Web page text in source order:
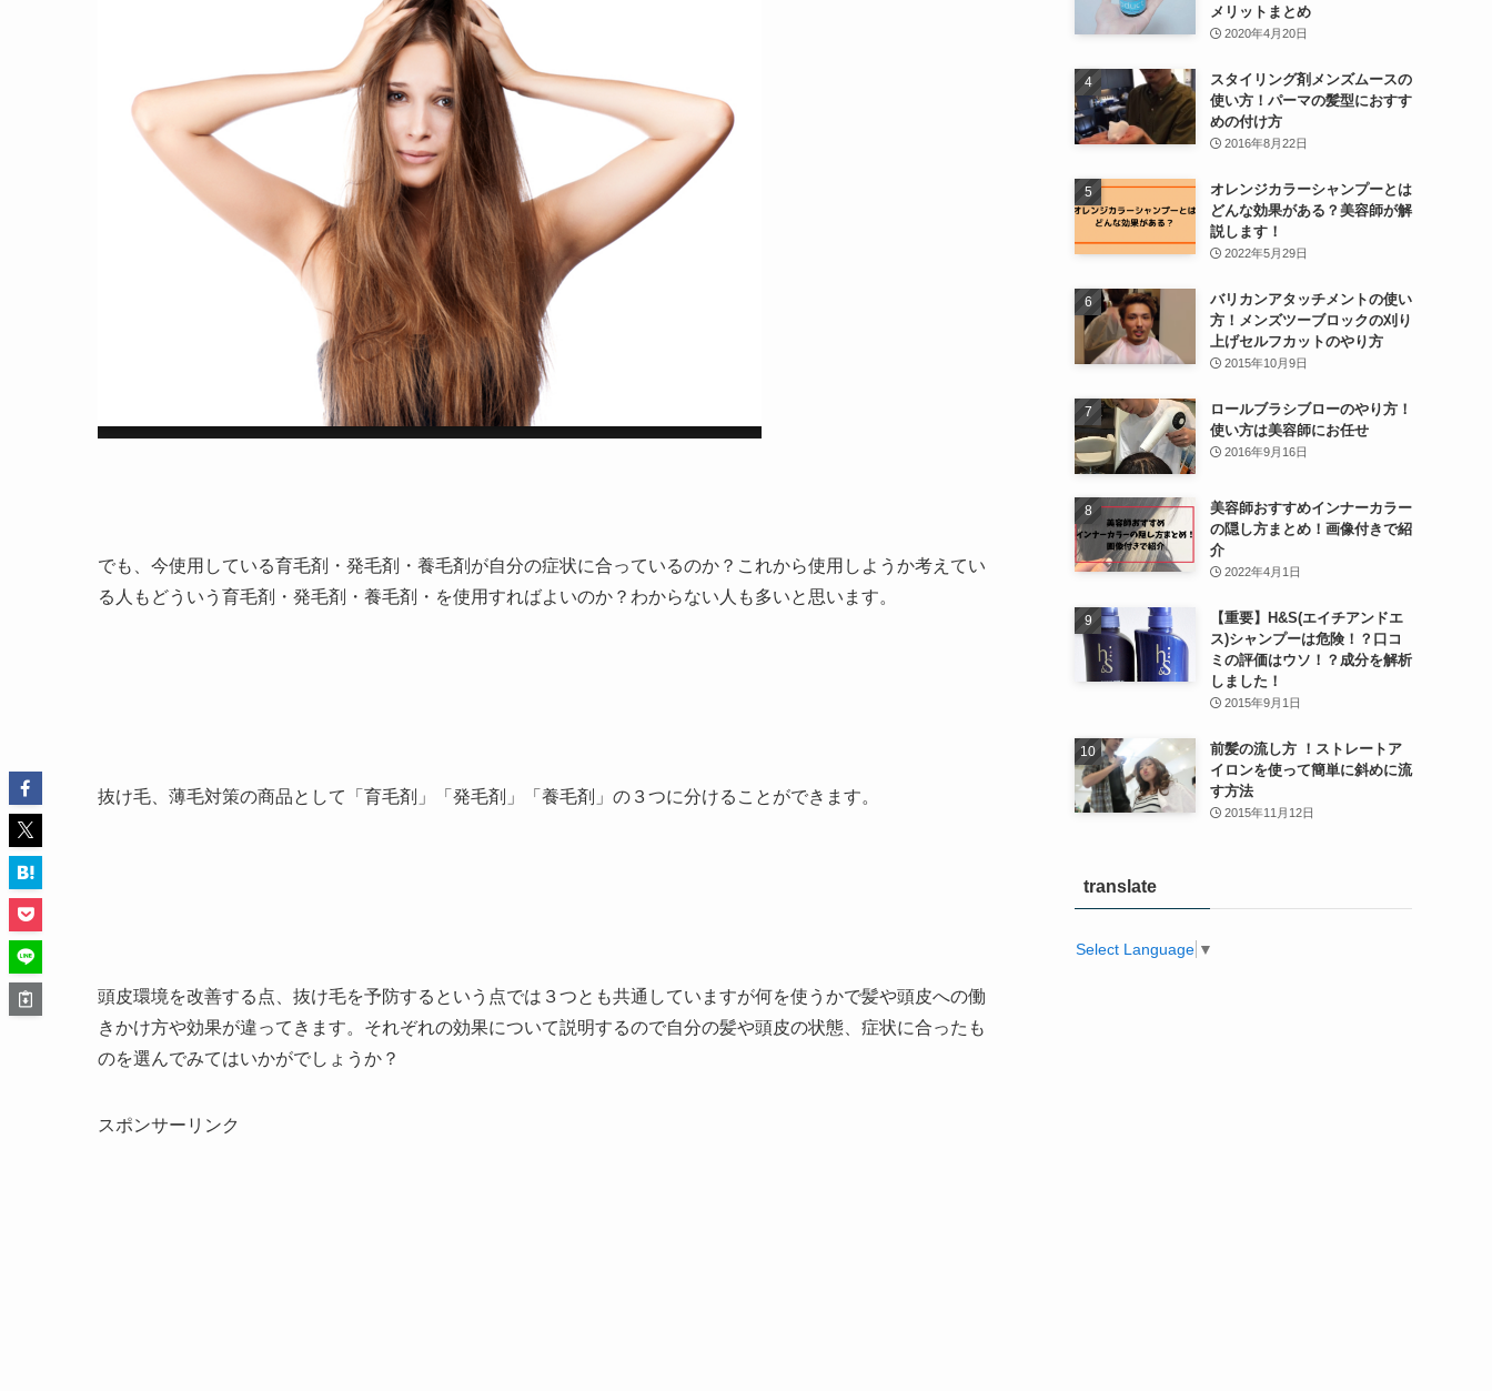
でも、今使用している育毛剤・発毛剤・養毛剤が自分の症状に合っているのか？これから使用しようか考えてい
る人もどういう育毛剤・発毛剤・養毛剤・を使用すればよいのか？わからない人も多いと思います。
抜け毛、薄毛対策の商品として「育毛剤」「発毛剤」「養毛剤」の３つに分けることができます。
頭皮環境を改善する点、抜け毛を予防するという点では３つとも共通していますが何を使うかで髪や頭皮への働
きかけ方や効果が違ってきます。それぞれの効果について説明するので自分の髪や頭皮の状態、症状に合ったも
のを選んでみてはいかがでしょうか？
スポンサーリンク
メリットまとめ
2020年4月20日
スタイリング剤メンズムースの
使い方！パーマの髪型におすす
めの付け方
2016年8月22日
オレンジカラーシャンプーとは
どんな効果がある？美容師が解
説します！
2022年5月29日
バリカンアタッチメントの使い
方！メンズツーブロックの刈り
上げセルフカットのやり方
2015年10月9日
ロールブラシブローのやり方！
使い方は美容師にお任せ
2016年9月16日
美容師おすすめインナーカラー
の隠し方まとめ！画像付きで紹
介
2022年4月1日
【重要】H&S(エイチアンドエ
ス)シャンプーは危険！？口コ
ミの評価はウソ！？成分を解析
しました！
2015年9月1日
前髪の流し方 ！ストレートア
イロンを使って簡単に斜めに流
す方法
2015年11月12日
translate
Select Language ▼